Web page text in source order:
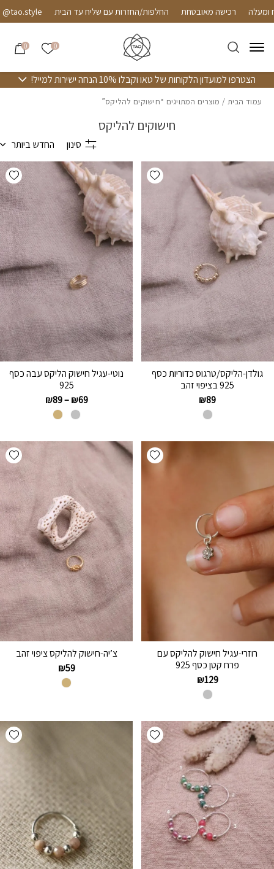
Skip to Contentרכישה מאובטחת החלפות/החזרות עם שליח עד הבית
0 הרשימה
0
הצטרפו למועדון הלקוחות של טאו וקבלו 10% הנחה ישירות למייל!
עמוד הבית / מוצרים המתויגים “חישוקים להליקס”
חישוקים להליקס
סינון החדש ביותר
Add wishlist
גולדן-הליקס/טרגוס כדוריות כסף
925 בציפוי זהב
₪89
נוטי-עגיל חישוק הליקס עבה כסף
925
₪69
–
₪89
Add wishlist
רוזרי-עגיל חישוק להליקס עם
פרח קטן כסף 925
₪129
צ’יה-חישוק להליקס ציפוי זהב
₪59
Add wishlist
בחזרה למעלה